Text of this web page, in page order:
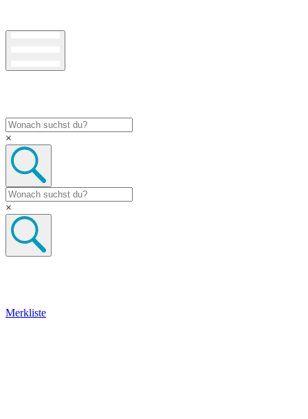
×
×
Merkliste